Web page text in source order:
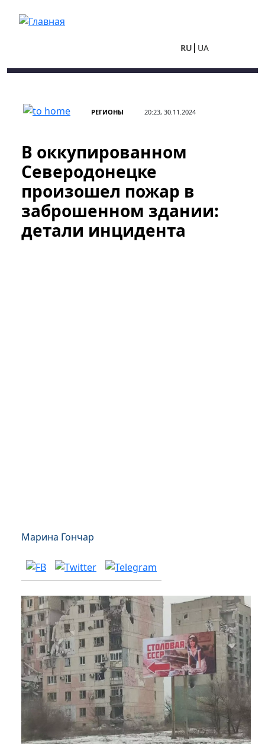
RU UA
РЕГИОНЫ 20:23, 30.11.2024
В оккупированном
Северодонецке
произошел пожар в
заброшенном здании:
детали инцидента
Марина Гончар